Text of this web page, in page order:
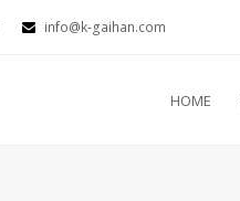
info@k-gaihan.com
HOME